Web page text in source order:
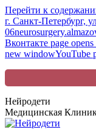
Перейти к
г. Санкт-Петербург,
06
Вконтакте page
new windowYouTube
Нейродети
Медицинская